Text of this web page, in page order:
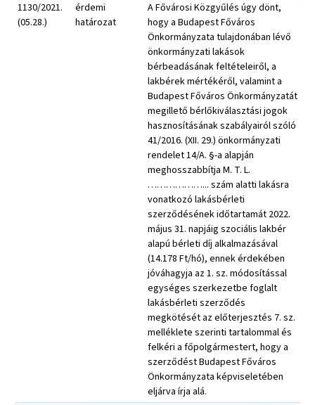
1130/2021.
(05.28.)
érdemi
határozat
A Fővárosi Közgyűlés úgy dönt,
hogy a Budapest Főváros
Önkormányzata tulajdonában lévő
önkormányzati lakások
bérbeadásának feltételeiről, a
lakbérek mértékéről, valamint a
Budapest Főváros Önkormányzatát
megillető bérlőkiválasztási jogok
hasznosításának szabályairól szóló
41/2016. (XII. 29.) önkormányzati
rendelet 14/A. §-a alapján
meghosszabbítja M. T. L.
………………... szám alatti lakásra
vonatkozó lakásbérleti
szerződésének időtartamát 2022.
május 31. napjáig szociális lakbér
alapú bérleti díj alkalmazásával
(14.178 Ft/hó), ennek érdekében
jóváhagyja az 1. sz. módosítással
egységes szerkezetbe foglalt
lakásbérleti szerződés
megkötését az előterjesztés 7. sz.
melléklete szerinti tartalommal és
felkéri a főpolgármestert, hogy a
szerződést Budapest Főváros
Önkormányzata képviseletében
eljárva írja alá.